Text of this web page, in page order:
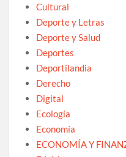
Cultural
Deporte y Letras
Deporte y Salud
Deportes
Deportilandia
Derecho
Digital
Ecología
Economía
ECONOMÍA Y